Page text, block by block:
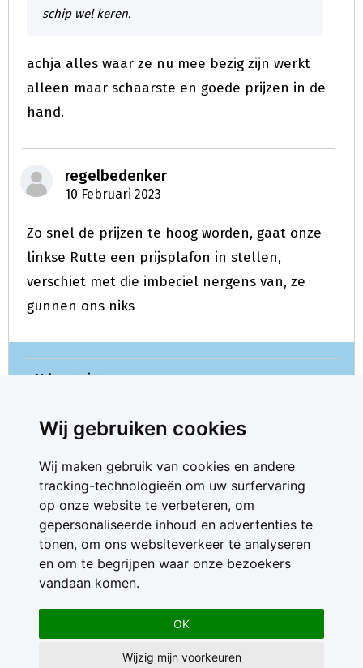
Wij gebruiken cookies
Wij maken gebruik van cookies en andere
tracking-technologieën om uw surfervaring
op onze website te verbeteren, om
gepersonaliseerde inhoud en advertenties te
tonen, om ons websiteverkeer te analyseren
en om te begrijpen waar onze bezoekers
vandaan komen.
OK
Wijzig mijn voorkeuren
schip wel keren.
achja alles waar ze nu mee bezig zijn werkt
alleen maar schaarste en goede prijzen in de
hand.
regelbedenker
10 Februari 2023
Zo snel de prijzen te hoog worden, gaat onze
linkse Rutte een prijsplafon in stellen,
verschiet met die imbeciel nergens van, ze
gunnen ons niks
U kunt niet meer reageren.
Contact
Feedback
Nieuwsbrief
Adverteren
Gebruikersvoorwaarden
Privacy Statement